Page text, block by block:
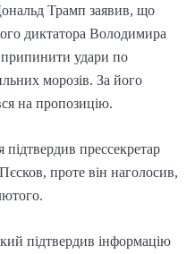
Трамп заявив, що
диктатора Володимира
удари по
морозів. За його
на пропозицію.
прессекретар
проте він наголосив,
підтвердив інформацію